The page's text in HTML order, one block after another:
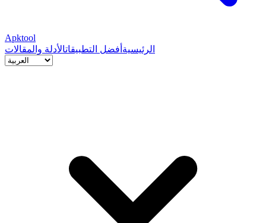
Apktool
الرئيسية أفضل التطبيقاتالأدلة والمقالات